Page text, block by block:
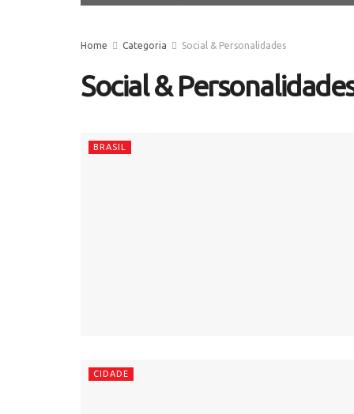
Home Categoria Social & Personalidades
Social &
BRASIL
CIDADE